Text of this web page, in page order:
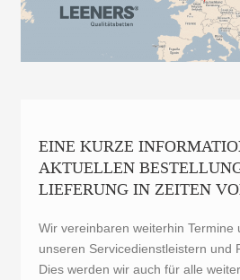
EINE KURZE
AKTUELLEN
LIEFERUNG IN ZEITEN
Wir vereinbaren weiterhin Termine
unseren Servicedienstleistern und
Dies werden wir auch für alle